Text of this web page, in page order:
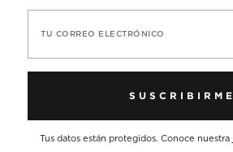
TU CORREO ELECTRÓNICO
SUSCRIBIRME
Tus datos están protegidos. Conoce nuestra